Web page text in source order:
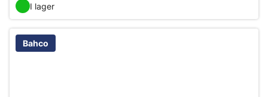
I lager
Bahco